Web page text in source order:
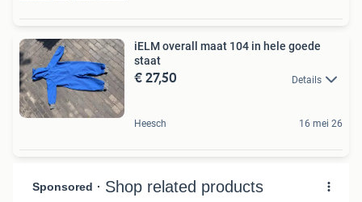
iELM overall maat 104 in hele goede
staat
€ 27,50 Details
Heesch 16 mei 26